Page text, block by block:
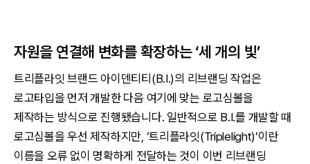
자원을 연결해 변화를 확장하는 ‘세 개의 빛’
트리플라잇 브랜드 아이덴티티(B.I.)의 리브랜딩 작업은
로고타입을 먼저 개발한 다음 여기에 맞는 로고심볼을
제작하는 방식으로 진행됐습니다. 일반적으로 B.I.를 개발할 때
로고심볼을 우선 제작하지만, ‘트리플라잇(Triplelight)’이란
이름을 오류 없이 명확하게 전달하는 것이 이번 리브랜딩